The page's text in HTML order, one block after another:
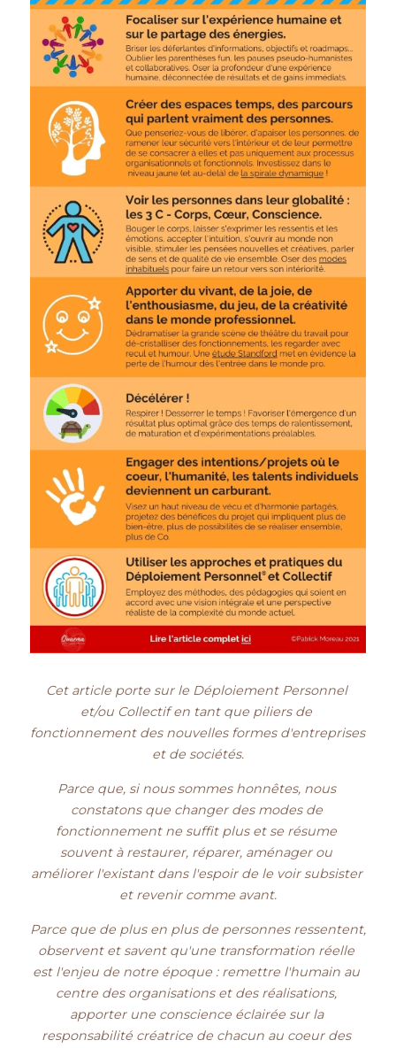
Cet article porte sur le Déploiement Personnel
et/ou Collectif en tant que piliers de
fonctionnement des nouvelles formes d'entreprises
et de sociétés.
Parce que, si nous sommes honnêtes, nous
constatons que changer des modes de
fonctionnement ne suffit plus et se résume
souvent à restaurer, réparer, aménager ou
améliorer l'existant dans l'espoir de le voir subsister
et revenir comme avant.
Parce que de plus en plus de personnes ressentent,
observent et savent qu'une transformation réelle
est l'enjeu de notre époque : remettre l'humain au
centre des organisations et des réalisations,
apporter une conscience éclairée sur la
responsabilité créatrice de chacun au coeur des